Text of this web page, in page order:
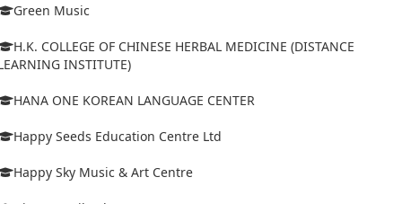
Green Music
H.K. COLLEGE OF CHINESE HERBAL MEDICINE (DISTANCE
INSTITUTE)
HANA ONE KOREAN LANGUAGE CENTER
Happy Seeds Education Centre Ltd
Happy Sky Music & Art Centre